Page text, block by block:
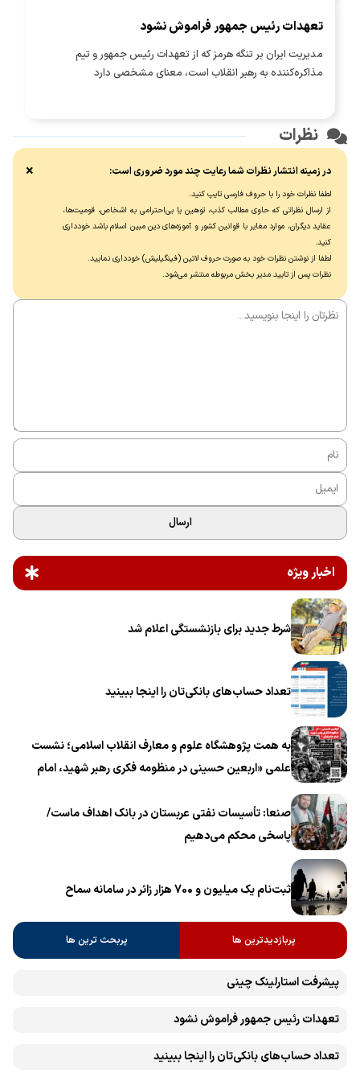
تعهدات رئیس جمهور فراموش نشود
مدیریت ایران بر تنگه هرمز که از تعهدات رئیس جمهور و تیم
مذاکره‌کننده به رهبر انقلاب است، معنای مشخصی دارد
نظرات
در زمینه انتشار نظرات شما رعایت چند مورد ضروری است:
لطفا نظرات خود را با حروف فارسی تایپ کنید.
از ارسال نظراتی که حاوی مطالب کذب، توهین یا بی‌احترامی به اشخاص، قومیت‌ها،
عقاید دیگران، موارد مغایر با قوانین کشور و آموزه‌های دین مبین اسلام باشد خودداری
کنید.
لطفا از نوشتن نظرات خود به صورت حروف لاتین (فینگیلیش) خودداری نماييد.
نظرات پس از تایید مدیر بخش مربوطه منتشر می‌شود.
×
ارسال
اخبار ویژه
شرط جدید برای بازنشستگی اعلام شد
تعداد حساب‌های بانکی‌تان را اینجا ببینید
به همت پژوهشگاه علوم و معارف انقلاب اسلامی؛ نشست
علمی «اربعین حسینی در منظومه فکری رهبر شهید، امام
صنعا: تأسیسات نفتی عربستان در بانک اهداف ماست/
پاسخی محکم می‌دهیم
ثبت‌نام یک میلیون و 700 هزار زائر در سامانه سماح ‌
پربازدیدترین ها پربحث ترین ها
پیشرفت ‏استارلینک چینی
تعهدات رئیس جمهور فراموش نشود
تعداد حساب‌های بانکی‌تان را اینجا ببینید